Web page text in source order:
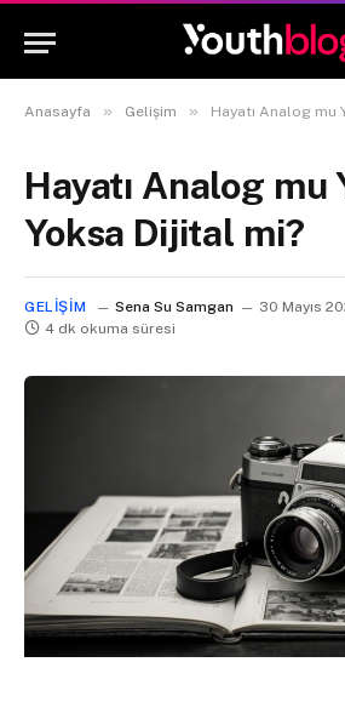
Anasayfa » Gelişim » Hayatı Analog mu
Hayatı Analog mu
Yoksa Dijital mi?
GELIŞIM Sena Su Samgan
30 Mayıs
4 dk okuma süresi